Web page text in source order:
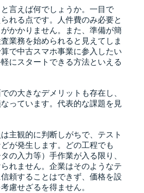
言えば何でしょうか。一目で
れる点です。人件費のみ必要と
かかりません。また、準備が簡
業務を始められると見えてしま
で中古スマホ事業に参入したい
にスタートできる方法といえる
の大きなデメリットも存在し、
っています。代表的な課題を見
主観的に判断しがちで、テスト
が発生します。どの工程でも
の入力等）手作業が入る限り、
れません。企業はそのようなテ
頼することはできず、価格を設
慮せざるを得ません。